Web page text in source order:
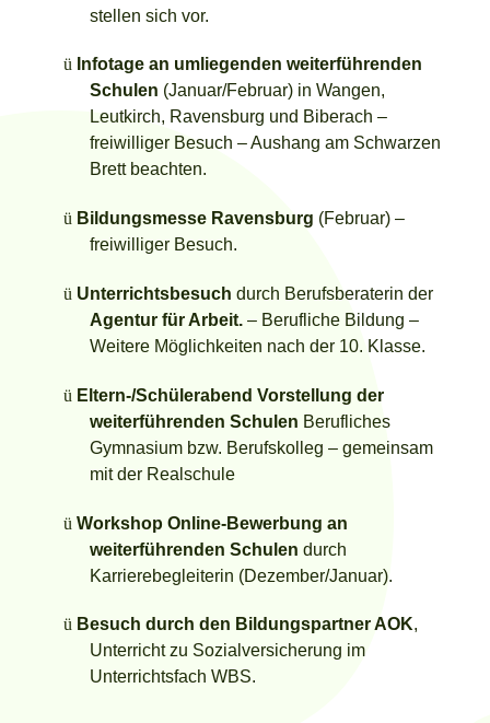
stellen sich vor.
ü Infotage an umliegenden weiterführenden
Schulen (Januar/Februar) in Wangen,
Leutkirch, Ravensburg und Biberach –
freiwilliger Besuch – Aushang am Schwarzen
Brett beachten.
ü Bildungsmesse Ravensburg (Februar) –
freiwilliger Besuch.
ü Unterrichtsbesuch durch Berufsberaterin der
Agentur für Arbeit. – Berufliche Bildung –
Weitere Möglichkeiten nach der 10. Klasse.
ü Eltern-/Schülerabend Vorstellung der
weiterführenden Schulen Berufliches
Gymnasium bzw. Berufskolleg – gemeinsam
mit der Realschule
ü Workshop Online-Bewerbung an
weiterführenden Schulen durch
Karrierebegleiterin (Dezember/Januar).
ü Besuch durch den Bildungspartner AOK,
Unterricht zu Sozialversicherung im
Unterrichtsfach WBS.